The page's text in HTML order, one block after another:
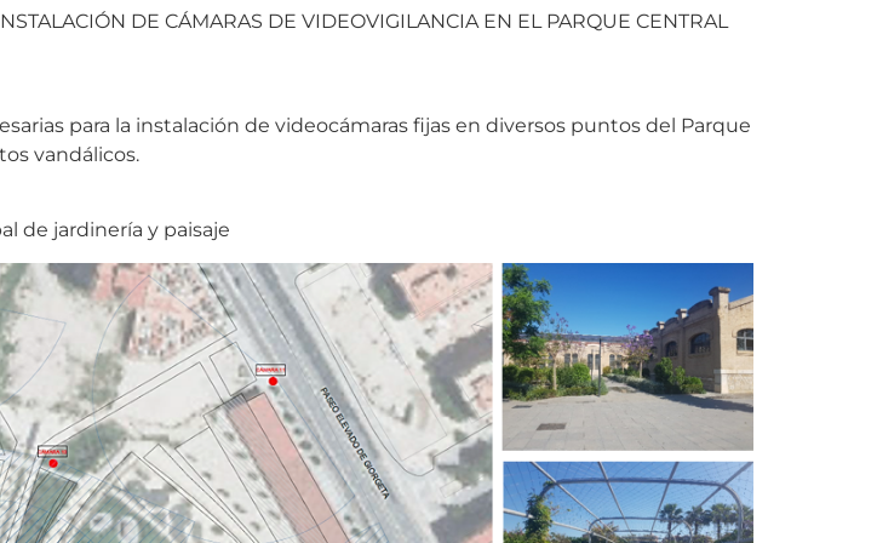
DE CÁMARAS DE VIDEOVIGILANCIA EN EL PARQUE CENTRAL
para la instalación de videocámaras fijas en diversos puntos del Parque
vandálicos.
de jardinería y paisaje